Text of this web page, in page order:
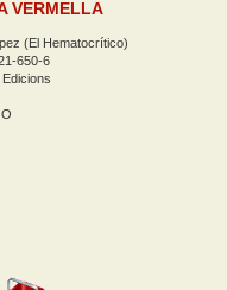
VERMELLA
(El Hematocrítico)
650-6